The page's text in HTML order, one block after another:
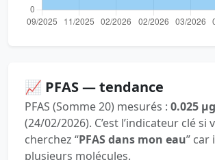
📈 PFAS — tendance
PFAS (Somme 20) mesurés : 0.025
(24/02/2026). C’est l’indicateur clé si
cherchez “PFAS dans mon eau” car
plusieurs molécules.